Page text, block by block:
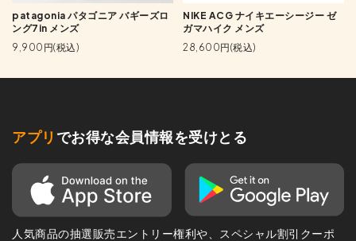
patagonia パタゴニア バギーズロ
ング7in メンズ
9,900円(税込)
NIKE ACG ナイキエーシージー ゼ
ガマハイク メンズ
28,600円(税込)
アプリ でお得な会員情報を受けとる
人気商品の抽選販売エントリー権利や、スペシャル割引クーポ